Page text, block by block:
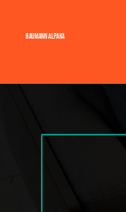
Baumann Alpaka